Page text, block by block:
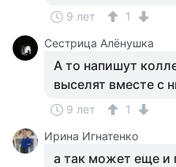
9 лет
1
Сестрица Алёнушка
А то напишут
выселят вместе с
9 лет
1
Ирина Игнатенко
а так может еще и